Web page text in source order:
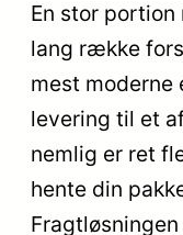
En stor
lang række
mest
levering til et
nemlig er ret
hente din